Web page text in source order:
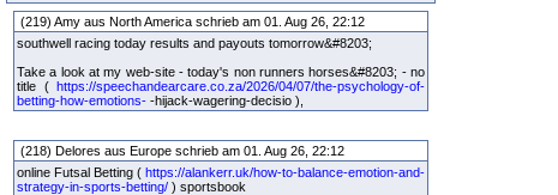
(219) Amy aus North America schrieb am 01. Aug 26, 22:12
southwell racing today results and payouts tomorrow&#8203;
Take a look at my web-site - today's non runners horses&#8203; - no
title ( https://speechandearcare.co.za/2026/04/07/the-psychology-of-
betting-how-emotions- -hijack-wagering-decisio ),
(218) Delores aus Europe schrieb am 01. Aug 26, 22:12
online Futsal Betting ( https://alankerr.uk/how-to-balance-emotion-and-
strategy-in-sports-betting/ ) sportsbook